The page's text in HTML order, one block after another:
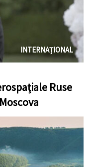
INTERNAȚIONAL
Ruse